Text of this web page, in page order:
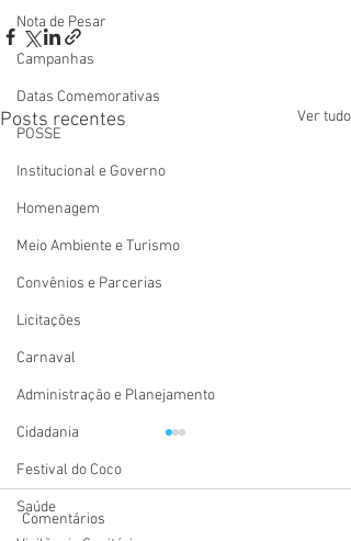
Nota de Pesar
Campanhas
Datas Comemorativas
POSSE
Institucional e Governo
Homenagem
Meio Ambiente e Turismo
Convênios e Parcerias
Licitações
Carnaval
Administração e Planejamento
Cidadania
Festival do Coco
Saúde
Posts recentes Ver tudo
Comentários